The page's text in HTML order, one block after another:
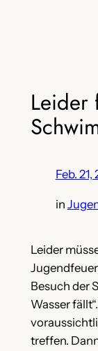
Leider
Feb. 21,
in
Leider
Besuch der
Wasser
treffen.